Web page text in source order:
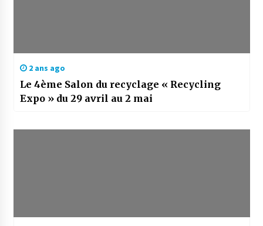
2 ans ago
Le 4ème Salon du recyclage « Recycling
Expo » du 29 avril au 2 mai